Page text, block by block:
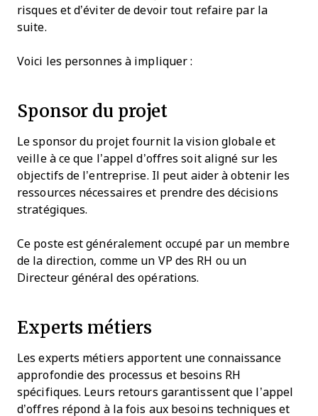
risques et d’éviter de devoir tout refaire par la
suite.
Voici les personnes à impliquer :
Sponsor du projet
Le sponsor du projet fournit la vision globale et
veille à ce que l’appel d’offres soit aligné sur les
objectifs de l’entreprise. Il peut aider à obtenir les
ressources nécessaires et prendre des décisions
stratégiques.
Ce poste est généralement occupé par un membre
de la direction, comme un VP des RH ou un
Directeur général des opérations.
Experts métiers
Les experts métiers apportent une connaissance
approfondie des processus et besoins RH
spécifiques. Leurs retours garantissent que l’appel
d’offres répond à la fois aux besoins techniques et